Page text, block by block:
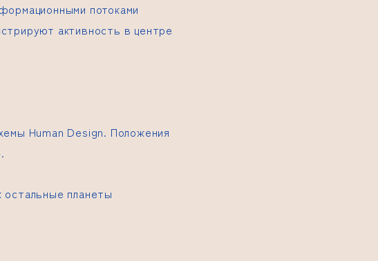
потоками
активность в центре
Human Design. Положения
планеты